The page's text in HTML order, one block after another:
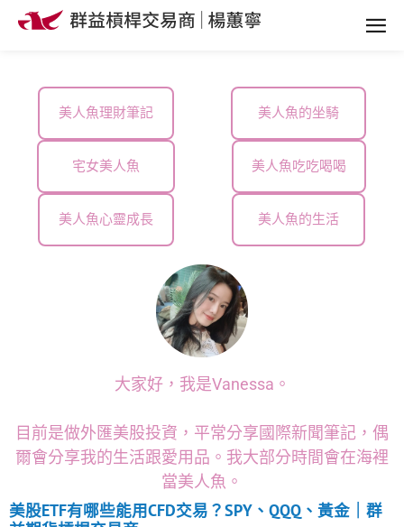
美人魚理財筆記 美人魚的坐騎
宅女美人魚 美人魚吃吃喝喝
美人魚心靈成長 美人魚的生活
大家好，我是Vanessa。
目前是做外匯美股投資，平常分享國際新聞筆記，偶
爾會分享我的生活跟愛用品。我大部分時間會在海裡
當美人魚。
美股ETF有哪些能用CFD交易？SPY、QQQ、黃金｜群